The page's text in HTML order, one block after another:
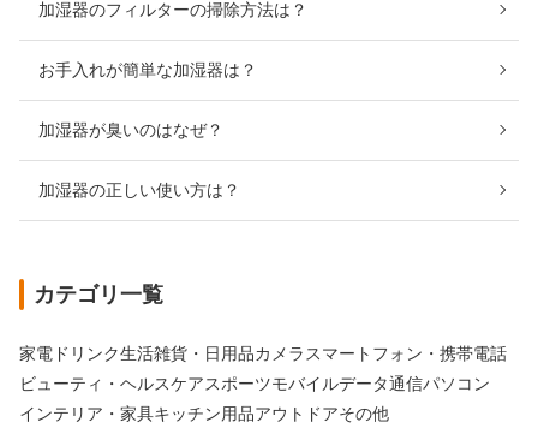
加湿器のフィルターの掃除方法は？
お手入れが簡単な加湿器は？
加湿器が臭いのはなぜ？
加湿器の正しい使い方は？
カテゴリ一覧
家電 ドリンク生活雑貨・日用品カメラ スマートフォン・携帯電話
ビューティ・ヘルスケアスポーツモバイルデータ通信パソコン
インテリア・家具キッチン用品アウトドアその他